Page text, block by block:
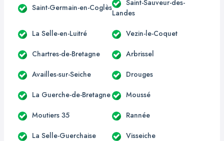
Saint-Germain-en-Coglès
Saint-Sauveur-des-
Landes
La Selle-en-Luitré Vezin-le-Coquet
Chartres-de-Bretagne Arbrissel
Availles-sur-Seiche Drouges
La Guerche-de-Bretagne Moussé
Moutiers 35 Rannée
La Selle-Guerchaise Visseiche